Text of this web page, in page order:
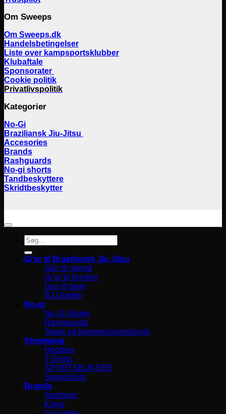
Om Sweeps
Om Sweeps.dk
Handelsbetingelser
Liste over kampsportsklubber
Klubaftale
Sponsorater
Cookie politik
Privatlivspolitik
Kategorier
No-Gi
Braziliansk Jiu-Jitsu
Accesories
Brands
Rashguards
No-gi shorts
Tandbeskyttere
Skridtbeskytter
Søg
efter:
Gi’er til Brasiliansk Jiu Jitsu
Gier til mænd
Gi’er til kvinder
Gier til børn
BJJ bælter
No-gi
No Gi Shorts
Rashguards
Spats og kompressionsshorts
Streetwear
Hoodies
T-Shirts
SPORTSBUKSER
Sweatshirts
Brands
Aesthetic
Kingz